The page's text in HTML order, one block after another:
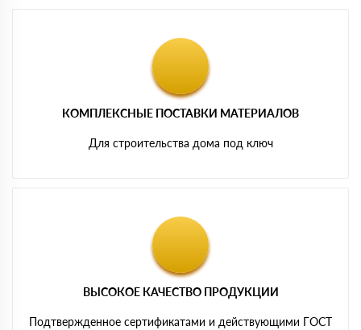
КОМПЛЕКСНЫЕ ПОСТАВКИ МАТЕРИАЛОВ
Для строительства дома под ключ
ВЫСОКОЕ КАЧЕСТВО ПРОДУКЦИИ
Подтвержденное сертификатами и действующими ГОСТ